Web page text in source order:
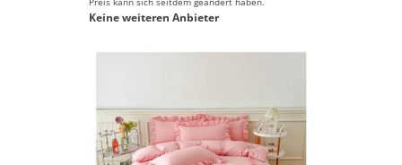
Keine weiteren Anbieter